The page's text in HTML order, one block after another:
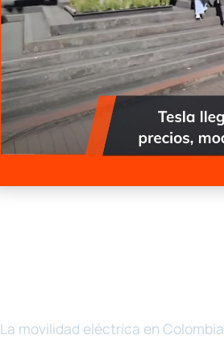
La movilidad eléctrica en